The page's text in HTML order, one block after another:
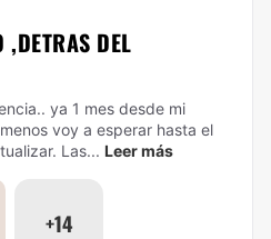
DEL
ya 1 mes desde mi
voy a esperar hasta el
Las... Leer más
+14